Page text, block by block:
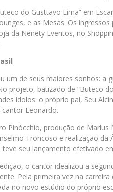
do Gusttavo Lima” em
e as Mesas. Os
da Nenety Eventos, no
um de seus maiores sonhos: a
projeto, batizado de “Buteco
ídolos: o próprio pai, Seu
Leonardo.
Pinócchio, produção de
Troncoso e realização
teve seu lançamento efetivado
o cantor idealizou a
Pela primeira vez na
no novo estúdio do próprio